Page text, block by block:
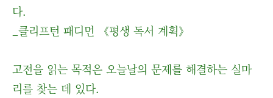
다.
_클리프턴 패디먼 《평생 독서 계획》
고전을 읽는 목적은 오늘날의 문제를 해결하는 실마
리를 찾는 데 있다.